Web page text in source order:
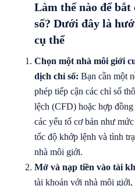
Làm thế nào để
số? Dưới đây là
cụ thể
Chọn một nhà môi giới
dịch chỉ số: Bạn cần một
phép tiếp cận các chỉ số
lệch (CFD) hoặc hợp
các yếu tố cơ bản như
tốc độ khớp lệnh và tình
nhà môi giới.
Mở và nạp tiền vào tài
tài khoản với nhà môi